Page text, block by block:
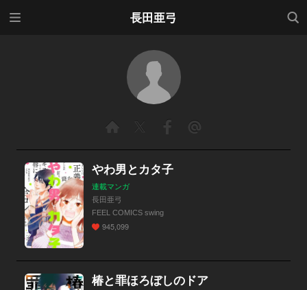
長田亜弓
検索
やわ男とカタ子
連載マンガ
長田亜弓
FEEL COMICS swing
945,099
椿と罪ほろぼしのドア